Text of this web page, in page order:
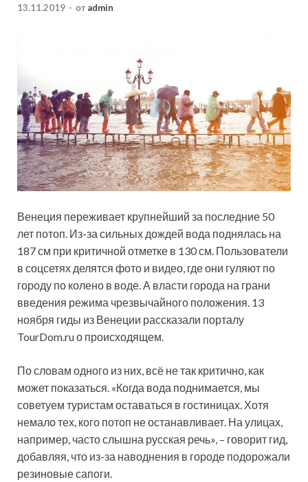
13.11.2019 - от admin
Венеция переживает крупнейший за последние 50
лет потоп. Из-за сильных дождей вода поднялась на
187 см при критичной отметке в 130 см. Пользователи
в соцсетях делятся фото и видео, где они гуляют по
городу по колено в воде. А власти города на грани
введения режима чрезвычайного положения. 13
ноября гиды из Венеции рассказали порталу
TourDom.ru о происходящем.
По словам одного из них, всё не так критично, как
может показаться. «Когда вода поднимается, мы
советуем туристам оставаться в гостиницах. Хотя
немало тех, кого потоп не останавливает. На улицах,
например, часто слышна русская речь», – говорит гид,
добавляя, что из-за наводнения в городе подорожали
резиновые сапоги.